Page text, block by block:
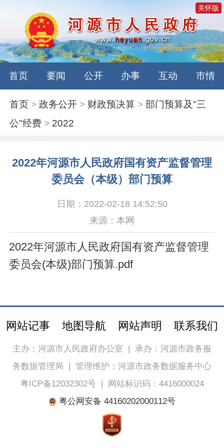
关怀版
首页 要闻 公开 办事 互动 市情
首页 >政务公开 > 财政预决算 >部门预算及"三
公"经费 > 2022
2022年河源市人民政府国有资产监督管理
委员会（本级）部门预算
日期：2022-02-18 14:52:50
来源：本网
2022年河源市人民政府国有资产监督管理
委员会(本级)部门预算.pdf
网站记事 地图导航 网站声明 联系我们
主办：河源市人民政府办公室 | 承办：河源市政务服
务数据管理局 | 管理维护：河源市政务数据服务中心
粤ICP备12032302号|
网站标识码：4416000024
粤公网安备 44160202000112号